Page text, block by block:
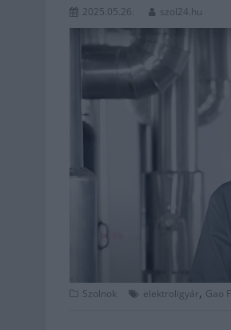
2025.05.26. szol24.hu
Szolnok elektroligyár, Gao